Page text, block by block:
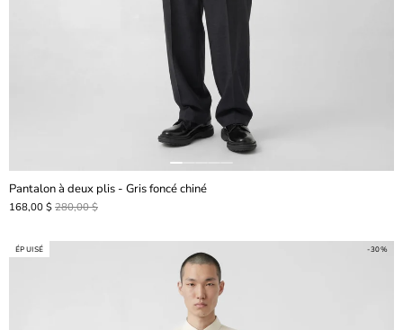
Pantalon à deux plis - Gris foncé chiné
168,00 $ 280,00 $
ÉPUISÉ -30%